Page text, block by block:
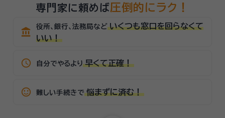
専門家に頼めば圧倒的にラク！
account_balance 役所、銀行、法務局など いくつも窓口を回らなくて
いい！
schedule 自分でやるより 早くて正確！
sentiment_satisfied_alt 難しい手続きで 悩まずに済む！